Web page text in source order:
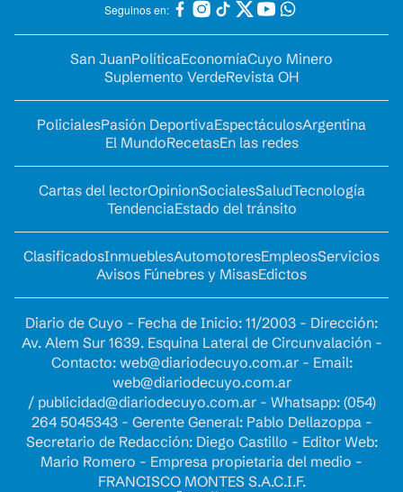
Seguinos en:
San JuanPolíticaEconomíaCuyo Minero
Suplemento VerdeRevista OH
PolicialesPasión DeportivaEspectáculosArgentina
El MundoRecetasEn las redes
Cartas del lectorOpinionSocialesSaludTecnología
TendenciaEstado del tránsito
ClasificadosInmueblesAutomotoresEmpleosServicios
Avisos Fúnebres y MisasEdictos
Diario de Cuyo - Fecha de Inicio: 11/2003 - Dirección:
Av. Alem Sur 1639. Esquina Lateral de Circunvalación -
Contacto: web@diariodecuyo.com.ar- Email:
web@diariodecuyo.com.ar
/ publicidad@diariodecuyo.com.ar- Whatsapp: (054)
264 5045343 - Gerente General: Pablo Dellazoppa -
Secretario de Redacción: Diego Castillo - Editor Web:
Mario Romero - Empresa propietaria del medio -
FRANCISCO MONTES S.A.C.I.F.